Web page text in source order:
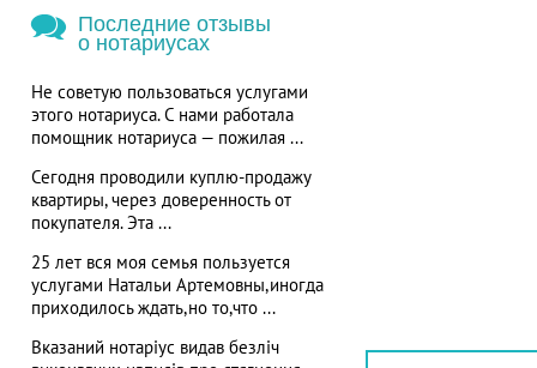
Последние отзывы
о нотариусах
Не советую пользоваться услугами
этого нотариуса. С нами работала
помощник нотариуса — пожилая ...
Сегодня проводили куплю-продажу
квартиры, через доверенность от
покупателя. Эта ...
25 лет вся моя семья пользуется
услугами Натальи Артемовны,иногда
приходилось ждать,но то,что ...
Вказаний нотаріус видав безліч